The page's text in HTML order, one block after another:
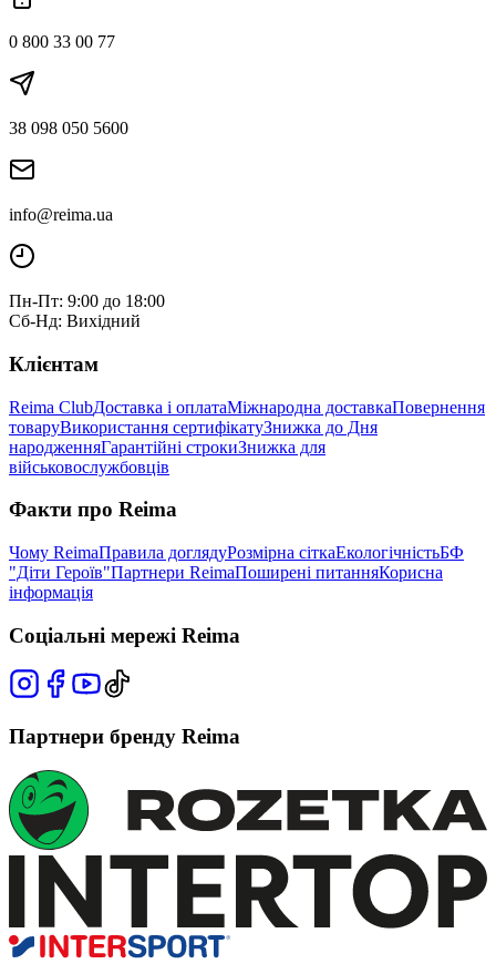
0 800 33 00 77
38 098 050 5600
info@reima.ua
Пн-Пт: 9:00 до 18:00
Сб-Нд: Вихідний
Клієнтам
Reima ClubДоставка і оплатаМіжнародна доставкаПовернення
товаруВикористання сертифікатуЗнижка до Дня
народженняГарантійні строкиЗнижка для
військовослужбовців
Факти про Reima
Чому ReimaПравила доглядуРозмірна сіткаЕкологічністьБФ
"Діти Героїв"Партнери ReimaПоширені питанняКорисна
інформація
Соціальні мережі Reima
Партнери бренду Reima